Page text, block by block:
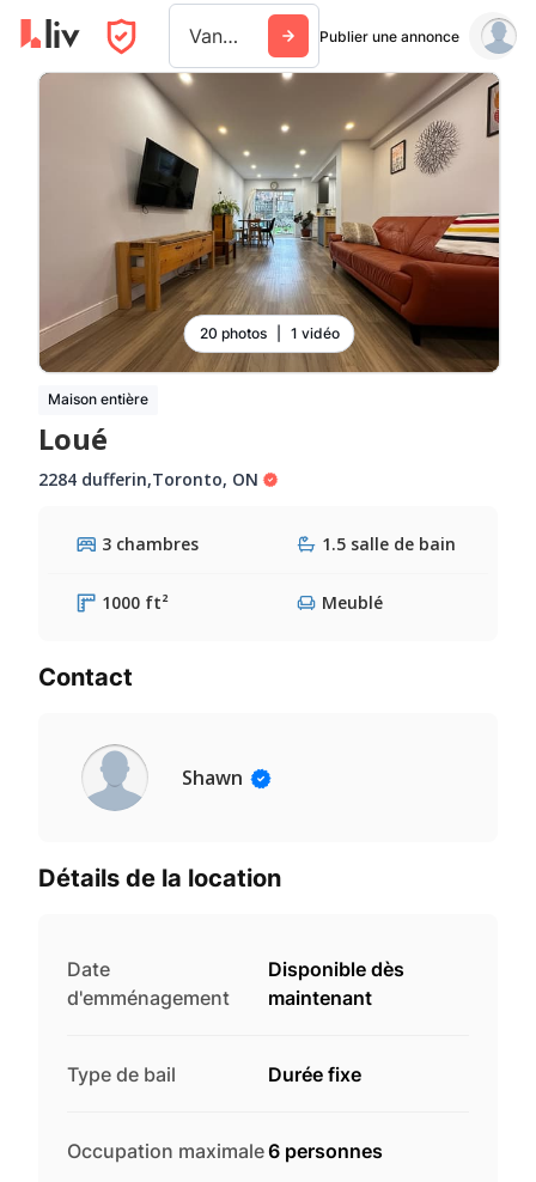
Vancouver Publier une annonce
20 photos 1 vidéo
Maison entière
Loué
2284 dufferin,Toronto, ON
3 chambres 1.5 salle de bain
1000 ft² Meublé
Contact
Shawn
Détails de la location
Date
d'emménagement
Disponible dès
maintenant
Type de bail Durée fixe
Occupation maximale6 personnes